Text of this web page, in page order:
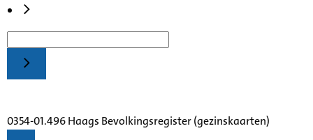
0354-01.496 Haags Bevolkingsregister (gezinskaarten)